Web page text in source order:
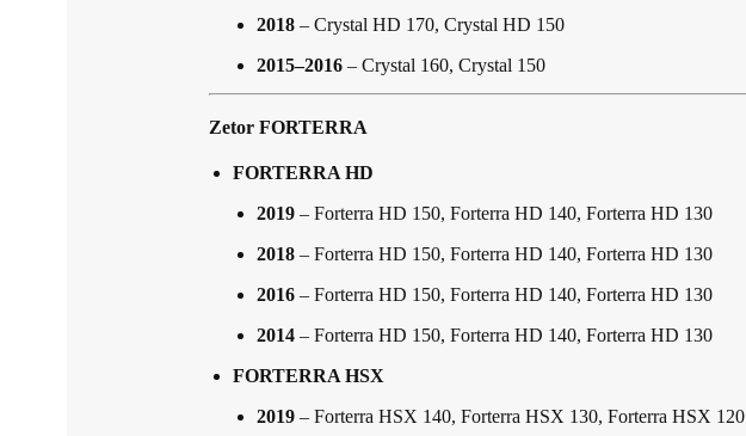
2018– Crystal HD 170, Crystal HD 150
2015–2016– Crystal 160, Crystal 150
Zetor FORTERRA
FORTERRA HD
2019– Forterra HD 150, Forterra HD 140, Forterra HD 130
2018– Forterra HD 150, Forterra HD 140, Forterra HD 130
2016– Forterra HD 150, Forterra HD 140, Forterra HD 130
2014– Forterra HD 150, Forterra HD 140, Forterra HD 130
FORTERRA HSX
2019– Forterra HSX 140, Forterra HSX 130, Forterra HSX 120